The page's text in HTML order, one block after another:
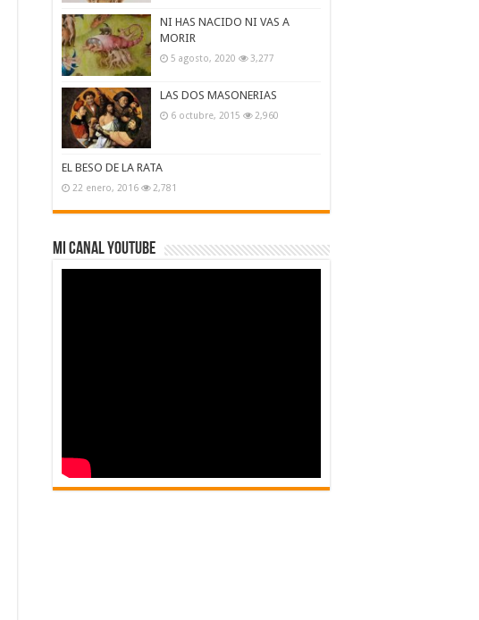
NI HAS NACIDO NI VAS A
MORIR
5 agosto, 2020 3,277
LAS DOS MASONERIAS
6 octubre, 2015 2,960
EL BESO DE LA RATA
22 enero, 2016 2,781
MI CANAL YOUTUBE